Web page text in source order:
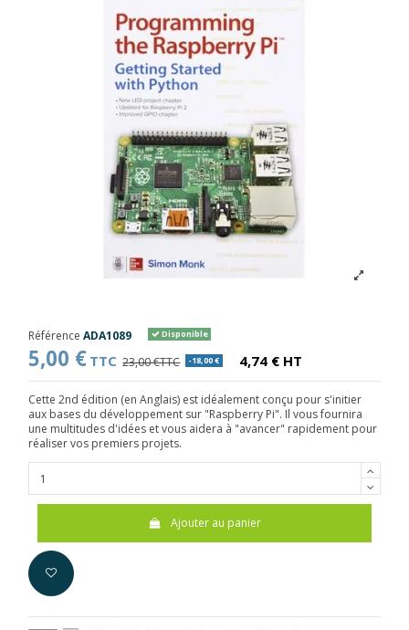
Référence ADA1089 Disponible
5,00 € TTC 23,00 €TTC -18,00 € 4,74 € HT
Cette 2nd édition (en Anglais) est idéalement conçu pour s'initier
aux bases du développement sur "Raspberry Pi". Il vous fournira
une multitudes d'idées et vous aidera à "avancer" rapidement pour
réaliser vos premiers projets.
Ajouter au panier